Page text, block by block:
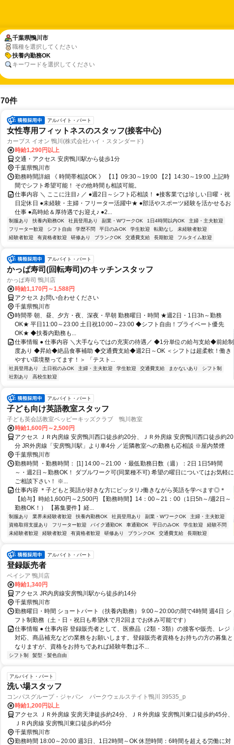
千葉県鴨川市
職種を選択してください
扶養内勤務OK
キーワードを選択してください
千葉県鴨川市
扶養内勤務OK
70件
アルバイト・パート
女性専用フィットネスのスタッフ(接客中心)
カーブス イオン 鴨川(株式会社ハイ・スタンダード)
時給1,290円以上
交通・アクセス 安房鴨川駅から徒歩1分
千葉県鴨川市
勤務時間詳細 《 時間帯相談OK 》 【1】09:30～19:00 【2】14:30～19:00 上記時
間でシフト希望可能！ その他時間も相談可能。
仕事内容 ＼ ここに注目♪ ／ ●週2日～シフト応相談！ ●接客業では珍しい日曜・祝
日定休日 ●未経験・主婦・フリーター活躍中★ ●部活やスポーツ経験を活かせるお
仕事 ●高時給＆厚待遇でお迎え♪ ●2...
制服あり 扶養内勤務OK 社員登用あり 副業・WワークOK 1日4時間以内OK
主婦・主夫歓迎
フリーター歓迎
シフト自由 学歴不問 平日のみOK 学生歓迎 転勤なし
未経験者歓迎
経験者歓迎
有資格者歓迎 研修あり ブランクOK 交通費支給 長期歓迎 フルタイム歓迎
アルバイト・パート
かっぱ寿司(回転寿司)のキッチンスタッフ
かっぱ寿司 鴨川店
時給1,170円～1,588円
アクセス お問い合わせください
千葉県鴨川市
時間帯 朝、昼、夕方・夜、深夜・早朝 勤務曜日・時間 ★週2日・1日3h～勤務
OK★ 平日11:00～23:00 土日祝10:00～23:00 ◆シフト自由！プライベート優先
OK★ ◆扶養内勤務も...
仕事情報 ● 仕事内容 ＼大手ならではの充実の待遇／ ◆1分単位の給与支給◆前給制
度あり ◆昇給◆絶品食事補助 ◆交通費支給◆週2日～OK ＜シフトは超柔軟！働き
やすい環境整ってます！＞ 「テスト...
社員登用あり 土日祝のみOK 主婦・主夫歓迎 学生歓迎 交通費支給 まかないあり
シフト制
社割あり
高校生歓迎
アルバイト・パート
子ども向け英語教室スタッフ
子ども英会話教室ペッピーキッズクラブ 鴨川教室
時給1,600円～2,500円
アクセス ＪＲ内房線 安房鴨川西口徒歩約20分、ＪＲ外房線 安房鴨川西口徒歩約20
分 JR外房線「安房鴨川駅」より車4分 ／近隣教室への勤務も応相談 ※屋内禁煙
千葉県鴨川市
勤務時間 ・勤務時間： [1] 14:00～21:00 ・最低勤務日数（週）：2日 1日5時間
～・週2日～勤務OK！ ダブルワーク可(同業種不可) 希望の曜日についてはお気軽に
ご相談下さい！ ※...
仕事内容 ＊子どもと英語が好きな方にピッタリ♪働きながら英語を学べます◎＊
【給与】時給1,600円～2,500円 【勤務時間】14：00～21：00（1日5h～/週2日～
勤務OK！） 【募集要件】経...
制服あり 業界未経験者歓迎 扶養内勤務OK 社員登用あり 副業・WワークOK
主婦・主夫歓迎
資格取得支援あり
フリーター歓迎 バイク通勤OK 車通勤OK 平日のみOK 学生歓迎
経験不問
未経験者歓迎
経験者歓迎 有資格者歓迎 研修あり ブランクOK 交通費支給 長期歓迎
アルバイト・パート
登録販売者
ベイシア 鴨川店
時給1,340円
アクセス JR内房線安房鴨川駅から徒歩約14分
千葉県鴨川市
勤務曜日・時間 ショートパート（扶養内勤務） 9:00～20:00の間で4時間 週4日 シ
フト制勤務（土・日・祝日も希望休で月2回までお休み可能です）
仕事情報 ● 仕事内容 登録販売者として、医療品（2類・3類）の接客や販売、レジ
対応、商品補充などの業務をお願いします。登録販売者資格をお持ちの方の募集と
なりますが、資格をお持ちであれば経験年数は不...
シフト制 髪型・髪色自由
アルバイト・パート
洗い場スタッフ
コンパスグループ・ジャパン パークウェルステイト鴨川 39535_p
時給1,200円以上
アクセス ＪＲ外房線 安房天津徒歩約24分、ＪＲ外房線 安房鴨川東口徒歩約45分、
ＪＲ内房線 安房鴨川東口徒歩約45分
千葉県鴨川市
勤務時間 18:00～20:00 週3日、1日2時間～OK 休憩時間：6時間を超える労働に対